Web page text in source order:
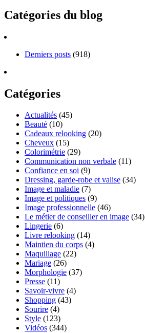
Catégories du blog
Derniers posts (918)
Catégories
Actualités (45)
Beauté (10)
Cadeaux relooking (20)
Cheveux (15)
Colorimétrie (29)
Communication non verbale (11)
Confiance en soi (9)
Dressing, garde-robe et valise (34)
Image et maladie (7)
Image et politiques (9)
Image professionnelle (46)
Le métier de conseiller en image (34)
Lingerie (6)
Livre relooking (14)
Maintien du corps (4)
Maquillage (22)
Mariage (26)
Morphologie (37)
Presse (11)
Savoir-vivre (4)
Shopping (43)
Sourire (4)
Style (123)
Vidéos (344)